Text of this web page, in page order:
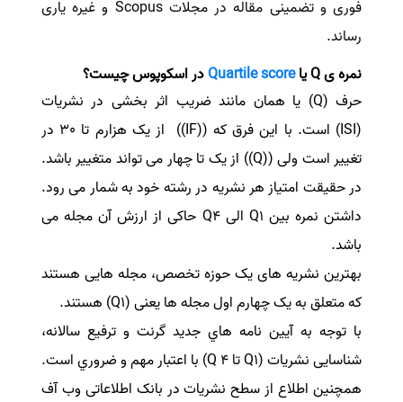
فوری و تضمینی مقاله در مجلات Scopus و غیره یاری
رساند.
نمره ی Q یا
Quartile scoreدر اسکوپوس چیست؟
حرف (Q) یا همان مانند ضریب اثر بخشی در نشریات
(ISI) است. با این فرق که ((IF)) از یک هزارم تا 30 در
تغییر است ولی ((Q)) از یک تا چهار می تواند متغییر باشد.
در حقیقت امتیاز هر نشریه در رشته خود به شمار می رود.
داشتن نمره بین Q1 الی Q4 حاکی از ارزش آن مجله می
باشد.
بهترین نشریه های یک حوزه تخصص، مجله هایی هستند
که متعلق به یک چهارم اول مجله ها یعنی (Q1) هستند.
با توجه به آیین نامه هاي جدید گرنت و ترفیع سالانه،
شناسایی نشریات (Q1 تا 4 Q) با اعتبار مهم و ضروري است.
همچنین اطلاع از سطح نشریات در بانک اطلاعاتی وب آف